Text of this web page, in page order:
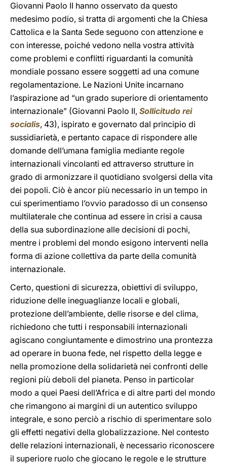
Giovanni Paolo II hanno osservato da questo
medesimo podio, si tratta di argomenti che la Chiesa
Cattolica e la Santa Sede seguono con attenzione e
con interesse, poiché vedono nella vostra attività
come problemi e conflitti riguardanti la comunità
mondiale possano essere soggetti ad una comune
regolamentazione. Le Nazioni Unite incarnano
l’aspirazione ad “un grado superiore di orientamento
internazionale” (Giovanni Paolo II, Sollicitudo rei
socialis, 43), ispirato e governato dal principio di
sussidiarietà, e pertanto capace di rispondere alle
domande dell’umana famiglia mediante regole
internazionali vincolanti ed attraverso strutture in
grado di armonizzare il quotidiano svolgersi della vita
dei popoli. Ciò è ancor più necessario in un tempo in
cui sperimentiamo l’ovvio paradosso di un consenso
multilaterale che continua ad essere in crisi a causa
della sua subordinazione alle decisioni di pochi,
mentre i problemi del mondo esigono interventi nella
forma di azione collettiva da parte della comunità
internazionale.
Certo, questioni di sicurezza, obiettivi di sviluppo,
riduzione delle ineguaglianze locali e globali,
protezione dell’ambiente, delle risorse e del clima,
richiedono che tutti i responsabili internazionali
agiscano congiuntamente e dimostrino una prontezza
ad operare in buona fede, nel rispetto della legge e
nella promozione della solidarietà nei confronti delle
regioni più deboli del pianeta. Penso in particolar
modo a quei Paesi dell’Africa e di altre parti del mondo
che rimangono ai margini di un autentico sviluppo
integrale, e sono perciò a rischio di sperimentare solo
gli effetti negativi della globalizzazione. Nel contesto
delle relazioni internazionali, è necessario riconoscere
il superiore ruolo che giocano le regole e le strutture